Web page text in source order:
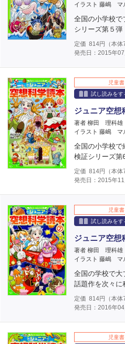
イラスト 藤嶋 マ
全国の小学校
シリーズ第５弾
定価 814円（本体
発売日：2015年07
児童書
試し読みをす
ジュニア空想
著者 柳田 理科雄
イラスト 藤嶋 マ
全国の小学校
検証シリーズ第
定価 814円（本体
発売日：2015年11
児童書
試し読みをす
ジュニア空想
著者 柳田 理科雄
イラスト 藤嶋 マ
全国の学校で大
話題作を次々に
定価 814円（本体
発売日：2016年04
児童書